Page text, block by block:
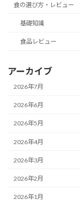
食の選び方・レビュー
基礎知識
食品レビュー
アーカイブ
2026年7月
2026年6月
2026年5月
2026年4月
2026年3月
2026年2月
2026年1月